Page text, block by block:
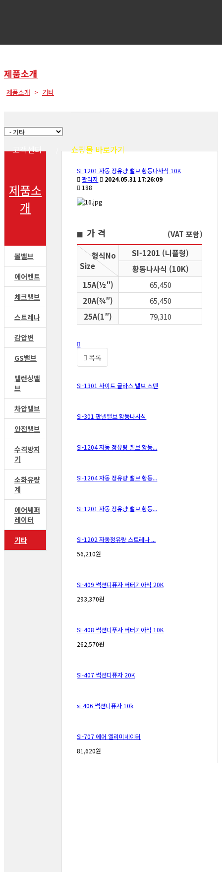
고객센터 쇼핑몰 바로가기
제품소개
제품소개 기타
제품소
개
볼밸브
에어벤트
체크밸브
스트레나
감압변
GS밸브
밸런싱밸
브
차압밸브
안전밸브
수격방지
기
소화유량
계
에어쎄퍼
레이터
기타
SI-1201 자동 정유량 밸브 황동나사식 10K
관리자
2024.05.31 17:26:09
188
■ 가 격 (VAT 포함)
형식No
Size
SI-1201 (니플형)
황동나사식 (10K)
15A(½″)
65,450
20A(¾″)
65,450
25A(1″)
79,310
목록
SI-1301 사이트 글라스 밸브 스텐
SI-301 판넬밸브 황동나사식
SI-1204 자동 정유량 밸브 황동...
SI-1204 자동 정유량 밸브 황동...
SI-1201 자동 정유량 밸브 황동...
SI-1202 자동정유량 스트레나 ...
56,210원
SI-409 썩션디퓨자 버터기아식 20K
293,370원
SI-408 쎡션디푸자 버터기아식 10K
262,570원
SI-407 썩션디퓨자 20K
si-406 썩션디퓨자 10k
SI-707 에어 엘리미네이터
81,620원